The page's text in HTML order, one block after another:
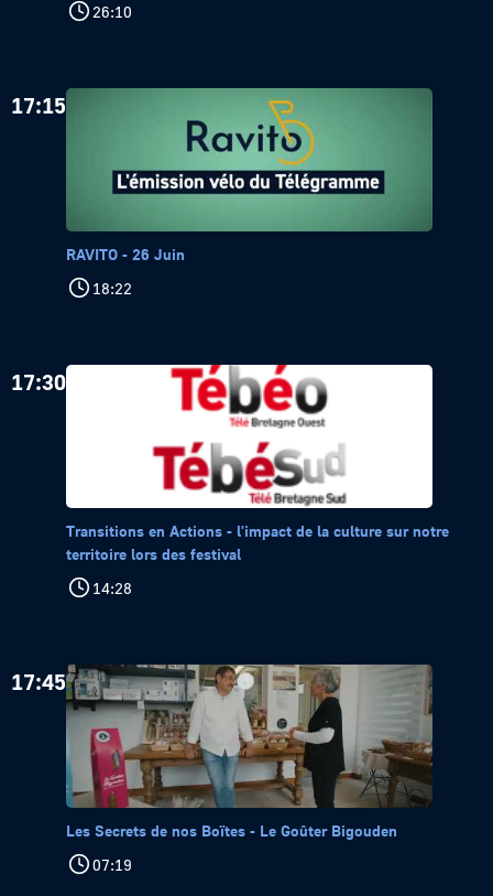
26:10
17:15
RAVITO - 26 Juin
18:22
17:30
Transitions en Actions - l'impact de la culture sur notre
territoire lors des festival
14:28
17:45
Les Secrets de nos Boïtes - Le Goûter Bigouden
07:19